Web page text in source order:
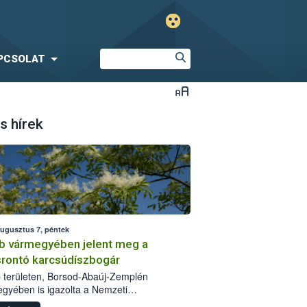
hírek
7, péntek
vármegyében jelent meg a
karcsúdíszbogár
területen, Borsod-Abaúj-Zemplén
is igazolta a Nemzeti
biztonsági Hivatal (Nébih) a